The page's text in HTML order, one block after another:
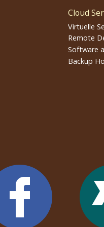
Cloud
Virtuelle
Remote
Software
Backup